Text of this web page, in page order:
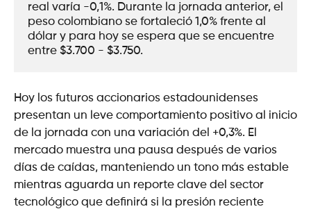
real varía -0,1%. Durante la jornada anterior, el
peso colombiano se fortaleció 1,0% frente al
dólar y para hoy se espera que se encuentre
entre $3.700 - $3.750.
Hoy los futuros accionarios estadounidenses
presentan un leve comportamiento positivo al inicio
de la jornada con una variación del +0,3%. El
mercado muestra una pausa después de varios
días de caídas, manteniendo un tono más estable
mientras aguarda un reporte clave del sector
tecnológico que definirá si la presión reciente